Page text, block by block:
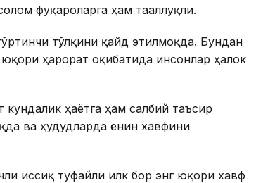
фуқароларга ҳам тааллуқли.
тўлқини қайд этилмоқда. Бундан
ҳарорат оқибатида инсонлар ҳалок
ҳаётга ҳам салбий таъсир
ва ҳудудларда ёнғин хавфини
иссиқ туфайли илк бор энг юқори хавф